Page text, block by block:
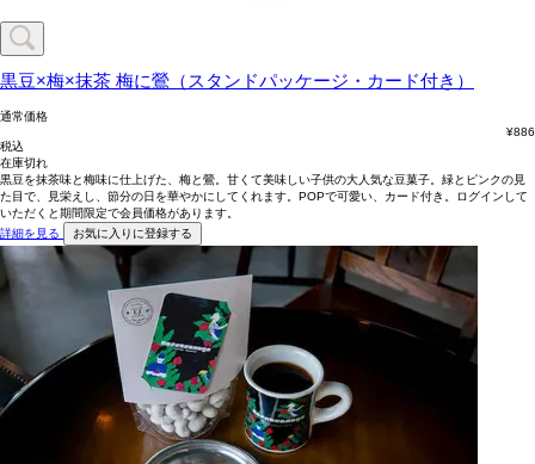
黒豆×梅×抹茶 梅に鶯（スタンドパッケージ・カード付き）
通常価格
¥886
税込
在庫切れ
黒豆を抹茶味と梅味に仕上げた、梅と鶯。甘くて美味しい子供の大人気な豆菓子。緑とピンクの見
た目で、見栄えし、節分の日を華やかにしてくれます。POPで可愛い、カード付き。ログインして
いただくと期間限定で会員価格があります。
詳細を見る
お気に入りに登録する